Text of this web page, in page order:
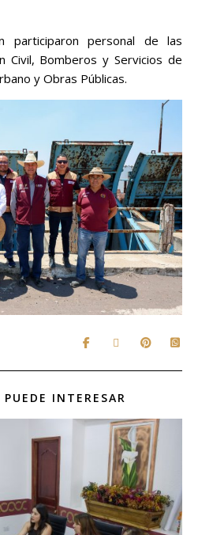
participaron personal de las
Civil, Bomberos y Servicios de
y Obras Públicas.
INTERESAR